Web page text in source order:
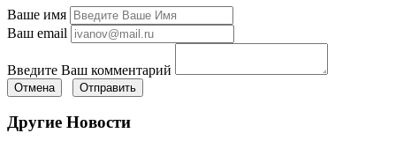
Ваше имя
Ваш email
Введите Ваш комментарий
Отмена Отправить
Другие Новости